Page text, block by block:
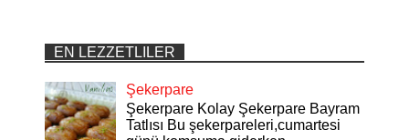
EN LEZZETLILER
Şekerpare
Şekerpare Kolay Şekerpare Bayram
Tatlısı Bu şekerpareleri,cumartesi